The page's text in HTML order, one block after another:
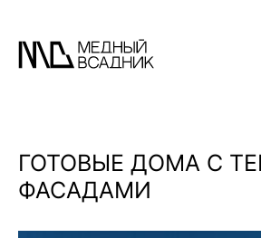
ГОТОВЫЕ ДОМА С
ФАСАДАМИ